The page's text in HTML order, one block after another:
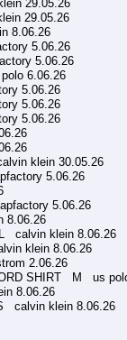
29.05.26
29.05.26
8.06.26
5.06.26
5.06.26
6.06.26
5.06.26
5.06.26
5.06.26
klein 30.05.26
5.06.26
5.06.26
8.06.26
calvin klein 8.06.26
klein 8.06.26
2.06.26
SHIRT M us
8.06.26
calvin klein 8.06.26